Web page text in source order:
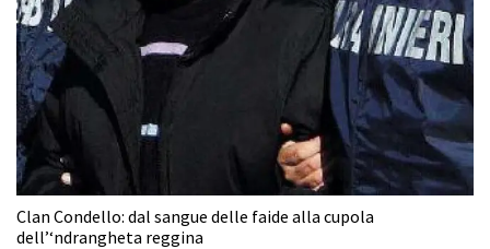
Clan Condello: dal sangue delle faide alla cupola
dell’‘ndrangheta reggina